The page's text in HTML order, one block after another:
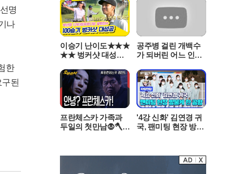
명
나
한
된
로 이어질 가능성이 매우 높다. 특히 이번에 발견된
지뢰 중 상당수가 실제 작동 가능한 상태였다는 점
은 해안가를 찾는 행락객들에게 단순한 경고 이상
의 실질적인 공포로 다가오고 있다.여름 휴가철을
맞아 강화도를 찾는 피서객이 급증하는 시기인 만
큼, 지방자치단체와 군 당국은 경계 수위를 최고 수
준으로 높였다. 해병대 2사단은 강화도 본섬은 물
론 인근 서해 도서와 주요 해수욕장을 중심으로 대
대적인 유실 지뢰 탐색 작전에 돌입했다. 군은 민간
인 출입이 잦은 항구와 포구, 해안 산책로 등을 대
상으로 주야간을 가리지 않고 정밀 수색을 이어가
며 추가 유입될지 모를 위험 요소를 사전에 차단하
는 데 총력을 기울이고 있다.행정 당국인 강화군 역
발견 가능성이 높은 42개 구간에 긴급 안내 현수막
7일
이승기 난이도★★★
★★ 벙커샷 대성공!!
0828 SBS방송]
공주병 걸린 개백수
가 되버린 어느 인성
의 최후 [꼭봐야할 희
귀인생영화]
프란체스카 가족과
두일의 첫만남🧛🪓 |
'4강 신화' 김연경 귀
국, 팬미팅 현장 방불